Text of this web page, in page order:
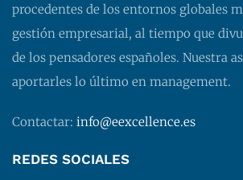
procedentes de los entornos globales
gestión empresarial, al tiempo que
de los pensadores españoles. Nuestra
aportarles lo último en management.
Contactar: info@eexcellence.es
REDES SOCIALES